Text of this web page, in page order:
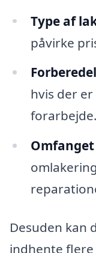
Type af
påvirke
hvis der
forarbejde.
Desuden kan
indhente